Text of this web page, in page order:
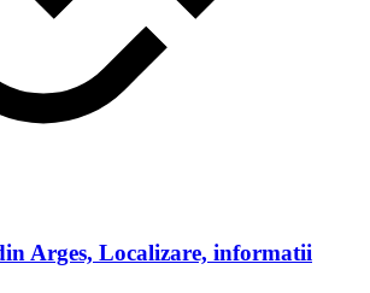
Arges, Localizare, informatii